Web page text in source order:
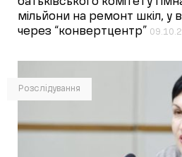
мільйони на ремонт шкіл, у
через “конвертцентр”
Розслідування